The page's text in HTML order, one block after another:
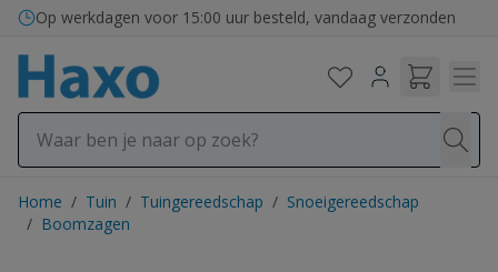
Ga naar de inhoud
Bezorging in binnen- en buitenland
Home / Tuin / Tuingereedschap / Snoeigereedschap
/ Boomzagen